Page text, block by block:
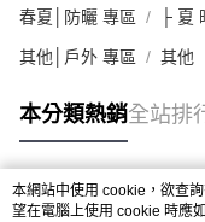
春夏│防曬 專區 ├ 夏
其他│戶外 專區 其他
本分類熱銷全站排
熱門標籤
本網站中使用 cookie，欲查
望在電腦上使用 cookie 時應